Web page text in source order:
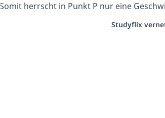
Somit herrscht in Punkt P nur eine
Studyflix